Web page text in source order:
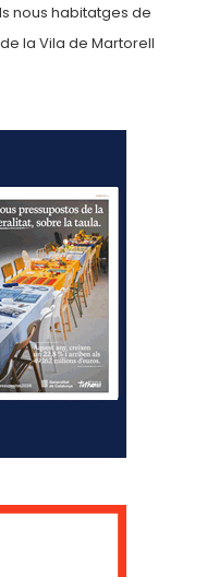
nous habitatges de
la Vila de Martorell